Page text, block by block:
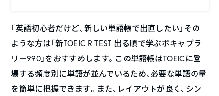
「英語初心者だけど、新しい単語帳で出直したい」その
ような方は「新TOEIC R TEST 出る順で学ぶボキャブラ
リー990」をおすすめします。この単語帳はTOEICに登
場する頻度別に単語が並んでいるため、必要な単語の量
を簡単に把握できます。また、レイアウトが良く、シン